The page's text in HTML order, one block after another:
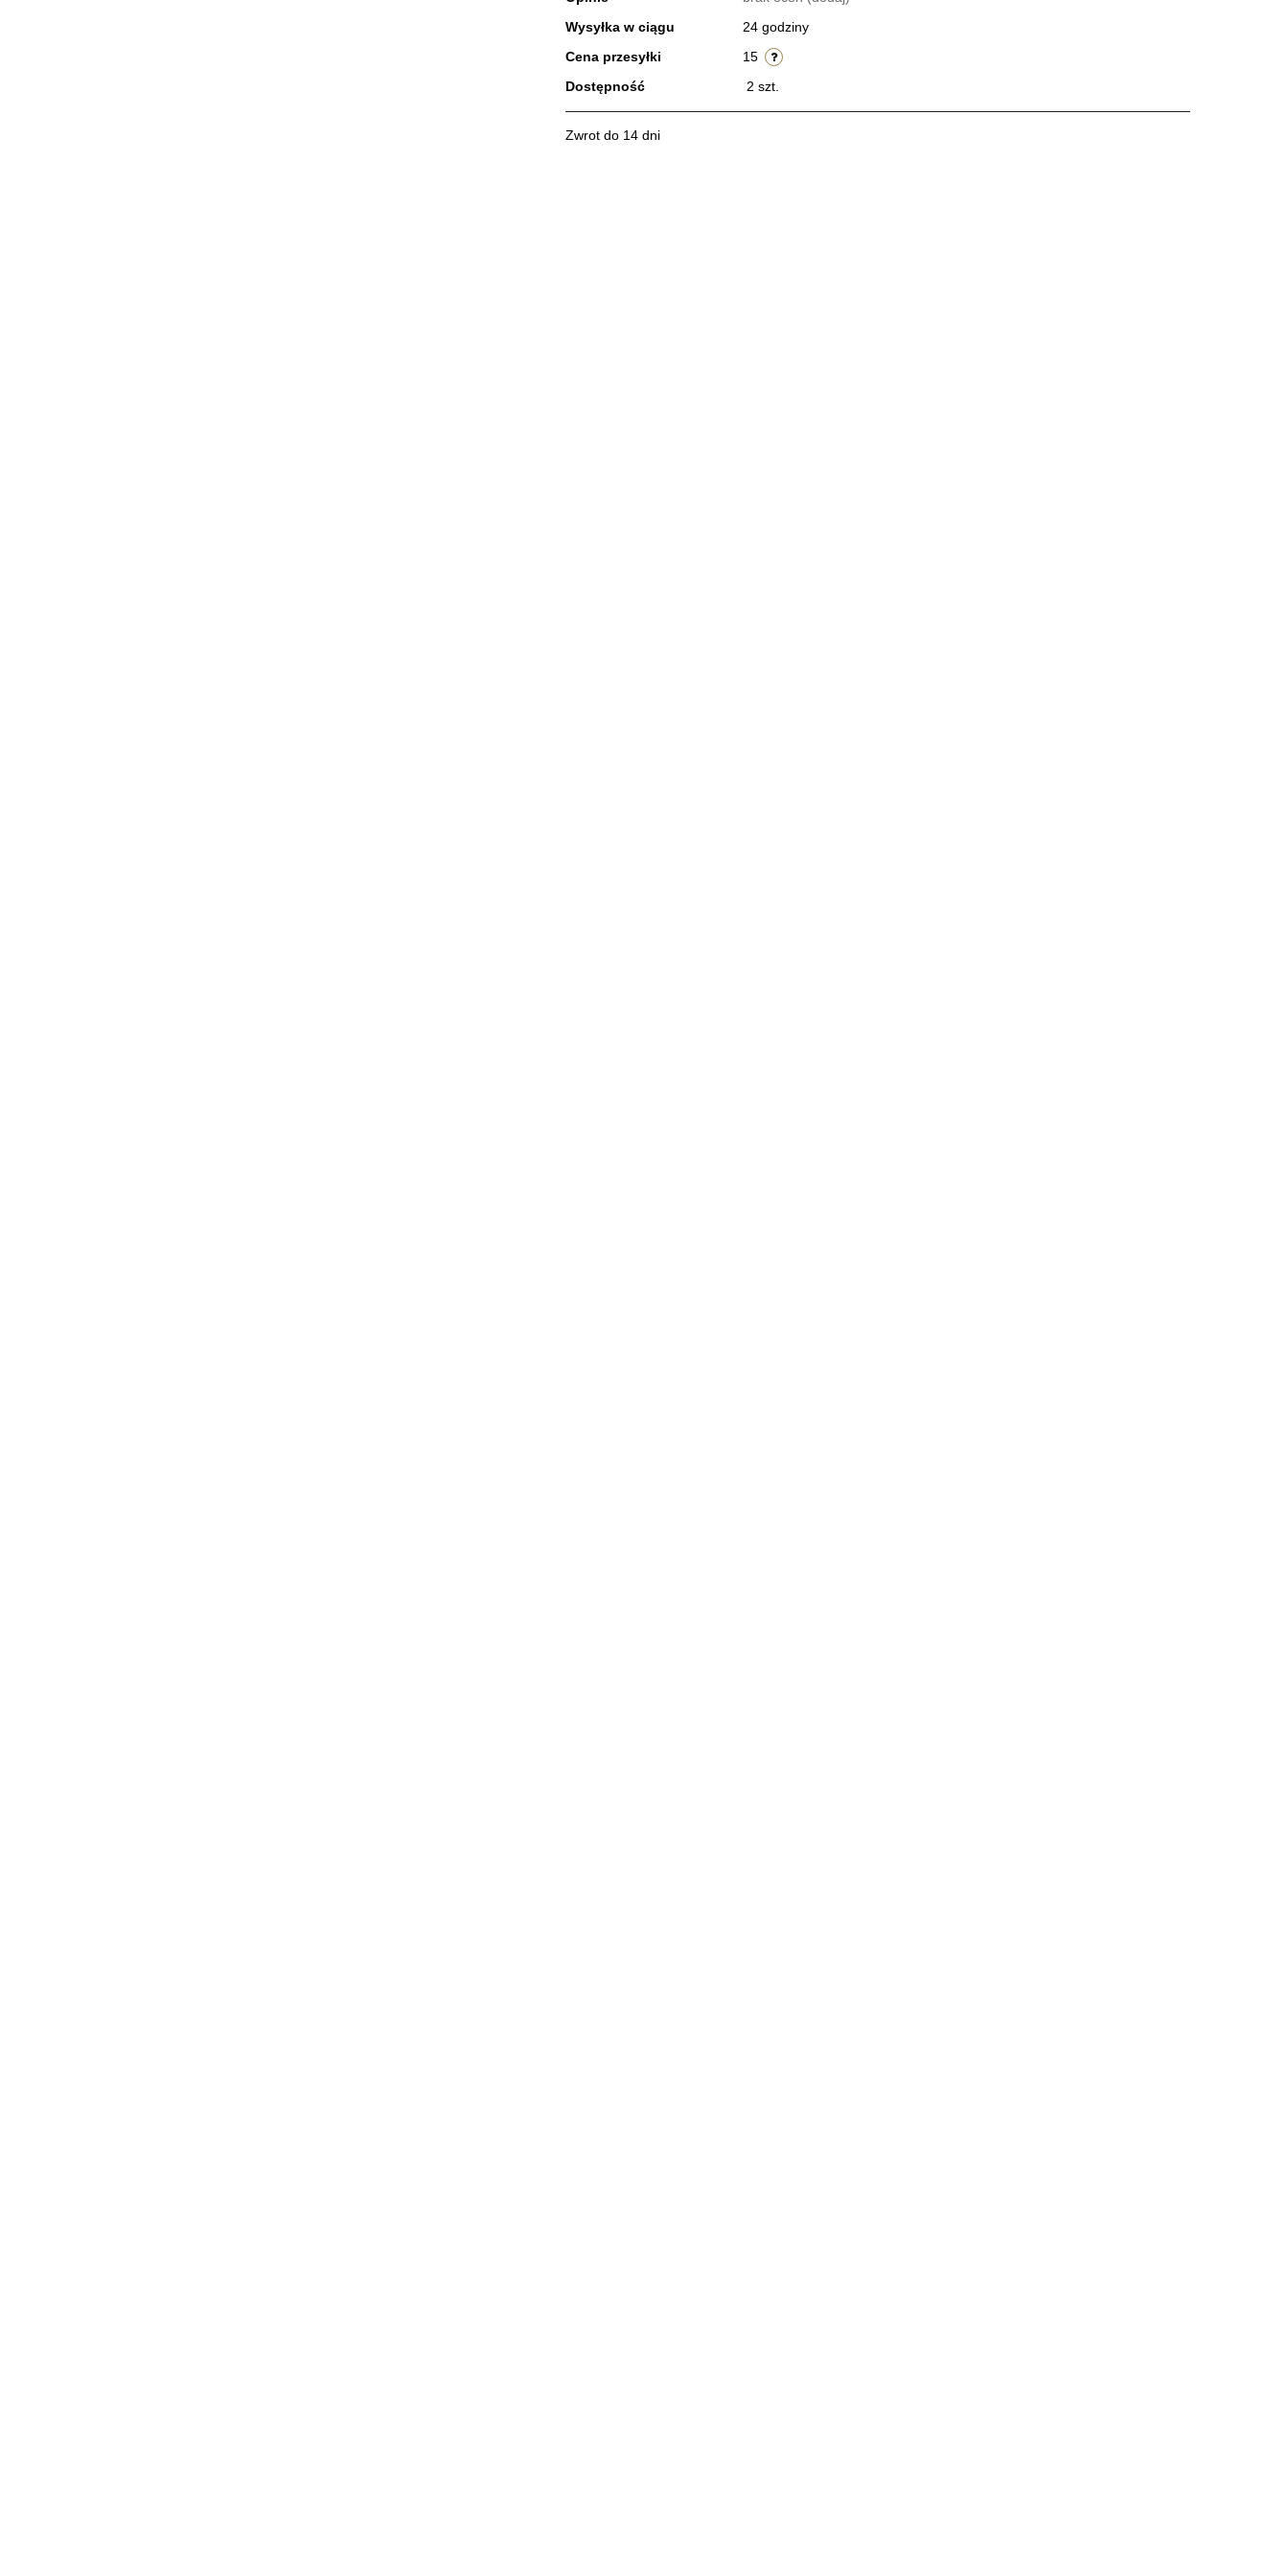
Wysyłka w ciągu
24 godziny
Cena przesyłki
15
Dostępność
2 szt.
Zwrot do 14 dni